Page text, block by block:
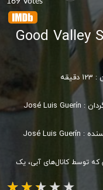
: 123 دقیقه
:
José Luis Guerín
:
José Luis Guerín
که توسط کانال‌های آبی، یک